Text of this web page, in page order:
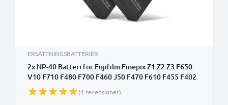
ERSÄTTNINGSBATTERIER
2x NP-40 Batteri för Fujifilm Finepix Z1 Z2 Z3 F650
V10 F710 F480 F700 F460 J50 F470 F610 F455 F402
digitalkamera, 700mAh Kamera-ersättningsbatteri
med lång batteritid
(4 recensioner)